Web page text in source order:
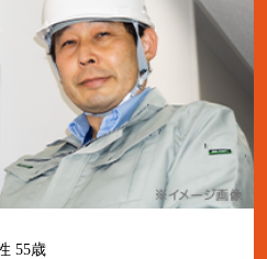
55歳